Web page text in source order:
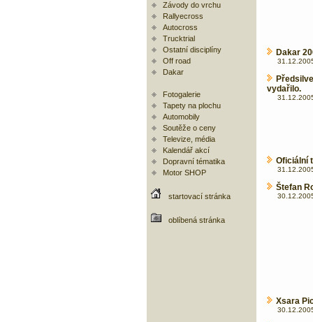
Závody do vrchu
Rallyecross
Autocross
Trucktrial
Ostatní disciplíny
Off road
Dakar
Fotogalerie
Tapety na plochu
Automobily
Soutěže o ceny
Televize, média
Kalendář akcí
Dopravní tématika
Motor SHOP
startovací stránka
oblíbená stránka
Dakar
vydařilo.
Oficiální
Štefan
Xsara